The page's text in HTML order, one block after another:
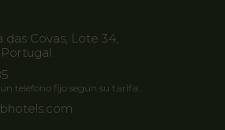
Covas, Lote 34,
teléfono fijo según su tarifa.